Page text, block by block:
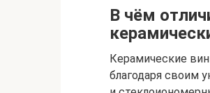
В чём
Керамические
благодаря своим